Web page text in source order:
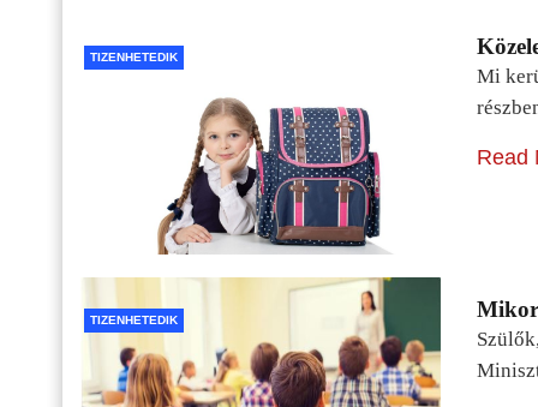
TIZENHETEDIK
Mi
Read
TIZENHETEDIK Mikor